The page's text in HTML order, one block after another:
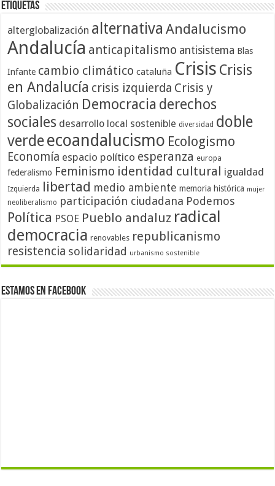
Etiquetas
alterglobalización alternativa Andalucismo
Andalucía anticapitalismo antisistema Blas
Infante cambio climático cataluña Crisis Crisis
en Andalucía crisis izquierda Crisis y
Globalización Democracia derechos
sociales desarrollo local sostenible diversidad doble
verdeecoandalucismo Ecologismo
Economía espacio político esperanza europa
federalismo Feminismo identidad cultural igualdad
Izquierda libertad medio ambiente memoria histórica mujer
neoliberalismo participación ciudadana Podemos
Política PSOE Pueblo andaluz radical
democracia renovables republicanismo
resistencia solidaridad urbanismo sostenible
Estamos en Facebook